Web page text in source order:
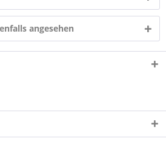
angesehen